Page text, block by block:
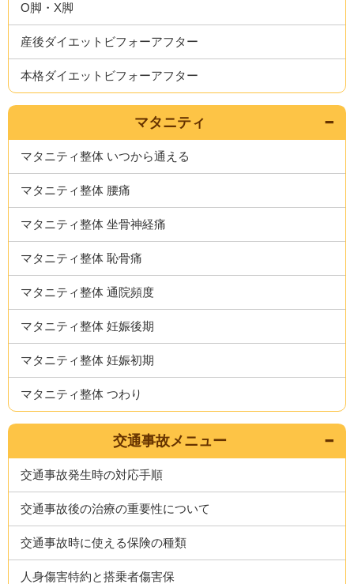
O脚・X脚
産後ダイエットビフォーアフター
本格ダイエットビフォーアフター
マタニティ
マタニティ整体 いつから通える
マタニティ整体 腰痛
マタニティ整体 坐骨神経痛
マタニティ整体 恥骨痛
マタニティ整体 通院頻度
マタニティ整体 妊娠後期
マタニティ整体 妊娠初期
マタニティ整体 つわり
交通事故メニュー
交通事故発生時の対応手順
交通事故後の治療の重要性について
交通事故時に使える保険の種類
人身傷害特約と搭乗者傷害保